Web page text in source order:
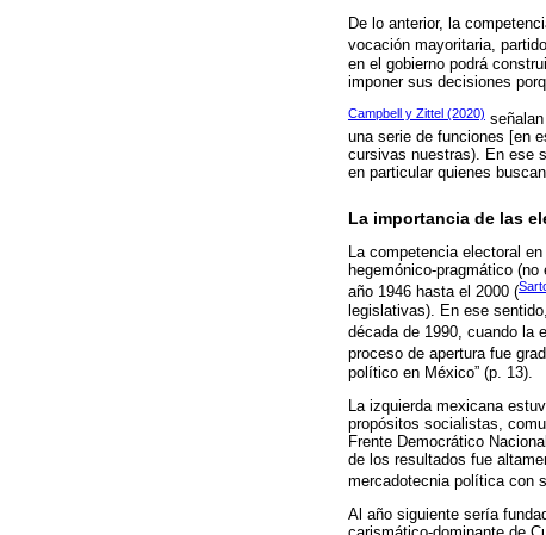
De lo anterior, la
vocación mayoritaria,
en el gobierno podrá
imponer sus decisiones
Campbell y Zittel (2020)
una serie de funciones [en
cursivas nuestras). En ese
en particular quienes
La importancia de las
La competencia electoral
hegemónico-pragmático
año 1946 hasta el 2000 (
legislativas). En ese
década de 1990, cuando la
proceso de apertura fue
político en México” (p. 13).
La izquierda mexicana
propósitos socialistas,
Frente Democrático
de los resultados fue
mercadotecnia política con
Al año siguiente sería